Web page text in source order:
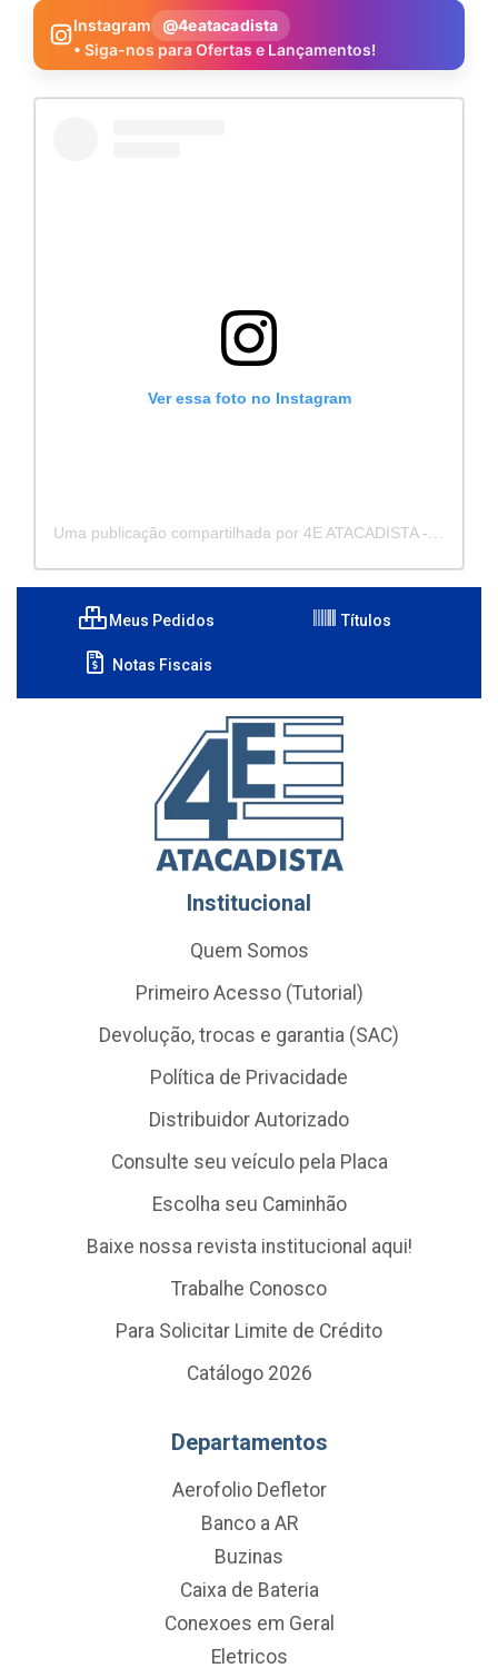
Instagram
@4eatacadista
• Siga-nos para Ofertas e Lançamentos!
Ver essa foto no Instagram
Meus Pedidos Títulos
Notas Fiscais
Institucional
Quem Somos
Primeiro Acesso (Tutorial)
Devolução, trocas e garantia (SAC)
Política de Privacidade
Distribuidor Autorizado
Consulte seu veículo pela Placa
Escolha seu Caminhão
Baixe nossa revista institucional aqui!
Trabalhe Conosco
Para Solicitar Limite de Crédito
Catálogo 2026
Departamentos
Aerofolio Defletor
Banco a AR
Buzinas
Caixa de Bateria
Conexoes em Geral
Eletricos